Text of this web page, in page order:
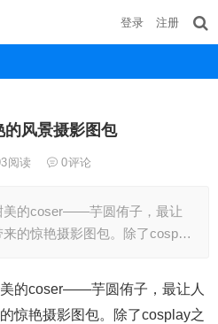
登录 注册
风景摄影图包
阅读 0评论
美的coser——芋圆侑子，最让
来的惊艳摄影图包。除了cosp…
的coser——芋圆侑子，最让人
惊艳摄影图包。除了cosplay之